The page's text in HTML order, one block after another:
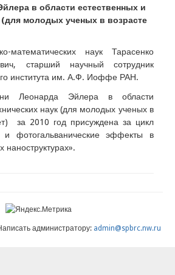
в области естественных и
(для молодых ученых в возрасте
математических наук Тарасенко
старший научный сотрудник
института им. А.Ф. Иоффе РАН.
Леонарда Эйлера в области
наук (для молодых ученых в
за 2010 год присуждена за цикл
и фотогальванические эффекты в
наноструктурах».
администратору: admin@spbrc.nw.ru